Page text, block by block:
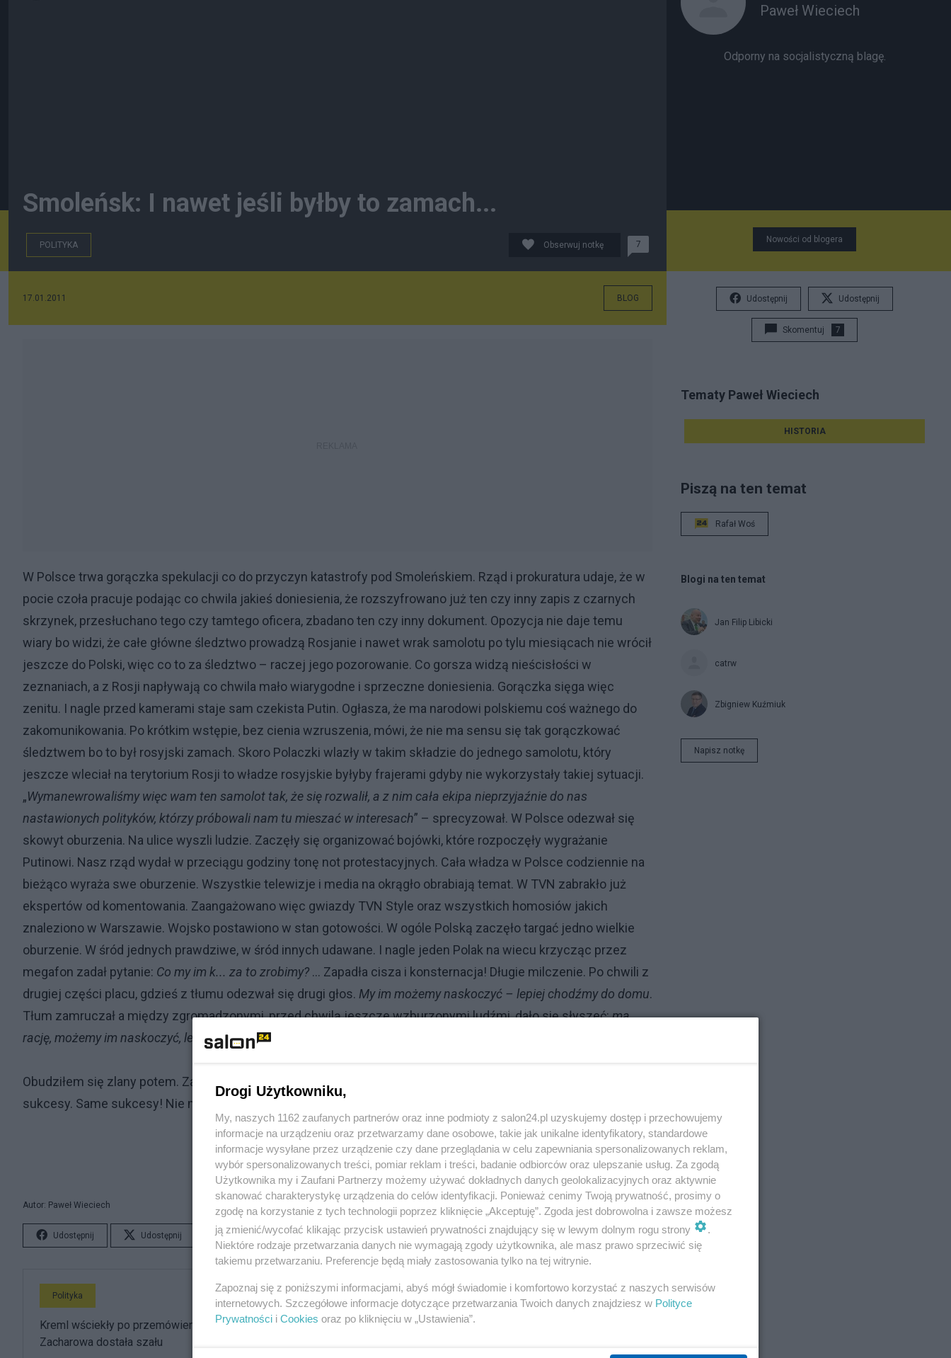
Smoleńsk: I nawet jeśli byłby to zamach...
POLITYKA Obserwuj notkę 7
17.01.2011 BLOG
W Polsce trwa gorączka spekulacji co do przyczyn katastrofy pod Smoleńskiem. Rząd i prokuratura udaje, że w
pocie czoła pracuje podając co chwila jakieś doniesienia, że rozszyfrowano już ten czy inny zapis z czarnych
skrzynek, przesłuchano tego czy tamtego oficera, zbadano ten czy inny dokument. Opozycja nie daje temu
wiary bo widzi, że całe główne śledztwo prowadzą Rosjanie i nawet wrak samolotu po tylu miesiącach nie wrócił
jeszcze do Polski, więc co to za śledztwo – raczej jego pozorowanie. Co gorsza widzą nieścisłości w
zeznaniach, a z Rosji napływają co chwila mało wiarygodne i sprzeczne doniesienia. Gorączka sięga więc
zenitu. I nagle przed kamerami staje sam czekista Putin. Ogłasza, że ma narodowi polskiemu coś ważnego do
zakomunikowania. Po krótkim wstępie, bez cienia wzruszenia, mówi, że nie ma sensu się tak gorączkować
śledztwem bo to był rosyjski zamach. Skoro Polaczki wlazły w takim składzie do jednego samolotu, który
jeszcze wleciał na terytorium Rosji to władze rosyjskie byłyby frajerami gdyby nie wykorzystały takiej sytuacji.
„Wymanewrowaliśmy więc wam ten samolot tak, że się rozwalił, a z nim cała ekipa nieprzyjaźnie do nas
nastawionych polityków, którzy próbowali nam tu mieszać w interesach” – sprecyzował. W Polsce odezwał się
skowyt oburzenia. Na ulice wyszli ludzie. Zaczęły się organizować bojówki, które rozpoczęły wygrażanie
Putinowi. Nasz rząd wydał w przeciągu godziny tonę not protestacyjnych. Cała władza w Polsce codziennie na
bieżąco wyraża swe oburzenie. Wszystkie telewizje i media na okrągło obrabiają temat. W TVN zabrakło już
ekspertów od komentowania. Zaangażowano więc gwiazdy TVN Style oraz wszystkich homosiów jakich
znaleziono w Warszawie. Wojsko postawiono w stan gotowości. W ogóle Polską zaczęło targać jedno wielkie
oburzenie. W śród jednych prawdziwe, w śród innych udawane. I nagle jeden Polak na wiecu krzycząc przez
megafon zadał pytanie: Co my im k... za to zrobimy? ... Zapadła cisza i konsternacja! Długie milczenie. Po chwili z
drugiej części placu, gdzieś z tłumu odezwał się drugi głos. My im możemy naskoczyć – lepiej chodźmy do domu.
Tłum zamruczał a między zgromadzonymi, przed chwilą jeszcze wzburzonymi ludźmi, dało się słyszeć:ma
rację, możemy im naskoczyć, lepiej chodźmy do domów
Obudziłem się zlany potem. Zacząłem wmawiać sobie, że to nieprawda bo rząd Tuska ma przecież same
sukcesy. Same sukcesy! Nie mogę w to nigdy zwątpić. To tylko głupi sen.
Autor: Paweł Wieciech
Udostępnij Udostępnij Lubię to! Skomentuj 7 Obserwuj notkę
Polityka
Kreml wściekły po przemówieniu Nawrockiego.
Zacharowa dostała szału
Polityka
PiS odkrywa karty. Demografia, mieszkania, ETS,
Paweł Wieciech
Odporny na socjalistyczną blagę.
Nowości od blogera
Udostępnij Udostępnij
Skomentuj 7
Tematy Paweł Wieciech
HISTORIA
Piszą na ten temat
Rafał Woś
Blogi na ten temat
Jan Filip Libicki
catrw
Zbigniew Kuźmiuk
Napisz notkę
Drogi Użytkowniku,
My, naszych 1162 zaufanych partnerów oraz inne podmioty z salon24.pl uzyskujemy dostęp i przechowujemy
informacje na urządzeniu oraz przetwarzamy dane osobowe, takie jak unikalne identyfikatory, standardowe
informacje wysyłane przez urządzenie czy dane przeglądania w celu zapewniania spersonalizowanych reklam,
wybór spersonalizowanych treści, pomiar reklam i treści, badanie odbiorców oraz ulepszanie usług. Za zgodą
Użytkownika my i Zaufani Partnerzy możemy używać dokładnych danych geolokalizacyjnych oraz aktywnie
skanować charakterystykę urządzenia do celów identyfikacji. Ponieważ cenimy Twoją prywatność, prosimy o
zgodę na korzystanie z tych technologii poprzez kliknięcie „Akceptuję”. Zgoda jest dobrowolna i zawsze możesz
ją zmienić/wycofać klikając przycisk ustawień prywatności znajdujący się w lewym dolnym rogu strony
.
Niektóre rodzaje przetwarzania danych nie wymagają zgody użytkownika, ale masz prawo sprzeciwić się
takiemu przetwarzaniu. Preferencje będą miały zastosowania tylko na tej witrynie.
Zapoznaj się z poniższymi informacjami, abyś mógł świadomie i komfortowo korzystać z naszych serwisów
internetowych. Szczegółowe informacje dotyczące przetwarzania Twoich danych znajdziesz w Polityce
Prywatności i Cookies oraz po kliknięciu w „Ustawienia”.